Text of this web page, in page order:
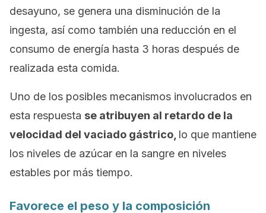
desayuno, se genera una disminución de la
ingesta, así como también una reducción en el
consumo de energía hasta 3 horas después de
realizada esta comida.
Uno de los posibles mecanismos involucrados en
esta respuesta se atribuyen al retardo de la
velocidad del vaciado gástrico, lo que mantiene
los niveles de azúcar en la sangre en niveles
estables por más tiempo.
Favorece el peso y la composición